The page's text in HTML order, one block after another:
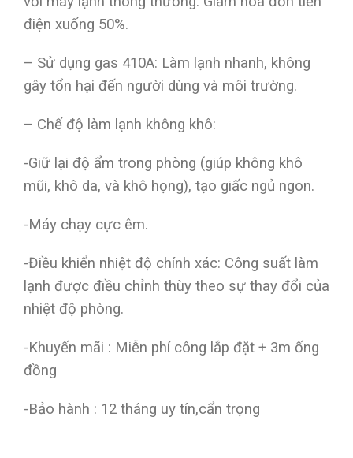
điện xuống 50%.
– Sử dụng gas 410A: Làm lạnh nhanh, không
gây tổn hại đến người dùng và môi trường.
– Chế độ làm lạnh không khô:
-Giữ lại độ ẩm trong phòng (giúp không khô
mũi, khô da, và khô họng), tạo giấc ngủ ngon.
-Máy chạy cực êm.
-Điều khiển nhiệt độ chính xác: Công suất làm
lạnh được điều chỉnh thùy theo sự thay đổi của
nhiệt độ phòng.
-Khuyến mãi : Miễn phí công lắp đặt + 3m ống
đồng
-Bảo hành : 12 tháng uy tín,cẩn trọng